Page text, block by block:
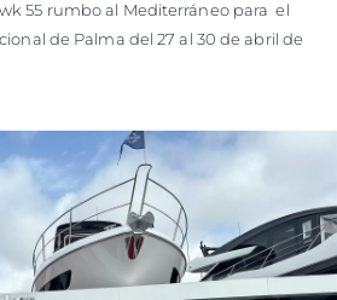
55 rumbo al Mediterráneo para el
de Palma del 27 al 30 de abril de